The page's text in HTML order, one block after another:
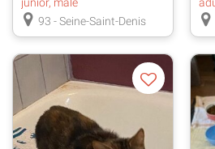
93 - Seine-Saint-Denis